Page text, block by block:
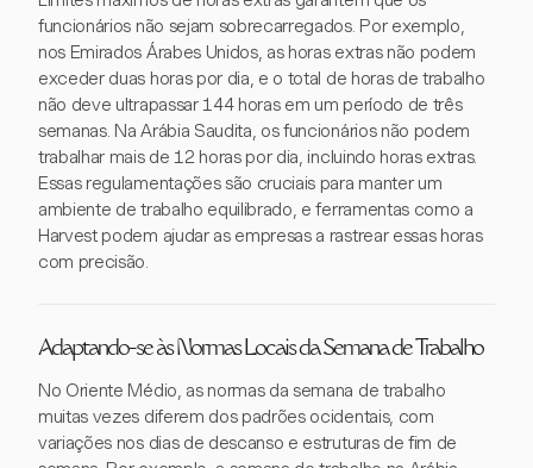
funcionários não sejam sobrecarregados. Por exemplo,
nos Emirados Árabes Unidos, as horas extras não podem
exceder duas horas por dia, e o total de horas de trabalho
não deve ultrapassar 144 horas em um período de três
semanas. Na Arábia Saudita, os funcionários não podem
trabalhar mais de 12 horas por dia, incluindo horas extras.
Essas regulamentações são cruciais para manter um
ambiente de trabalho equilibrado, e ferramentas como a
Harvest podem ajudar as empresas a rastrear essas horas
com precisão.
Adaptando-se às Normas Locais da Semana de Trabalho
No Oriente Médio, as normas da semana de trabalho
muitas vezes diferem dos padrões ocidentais, com
variações nos dias de descanso e estruturas de fim de